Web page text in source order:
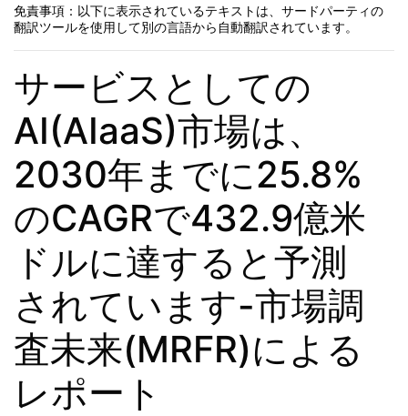
免責事項：以下に表示されているテキストは、サードパーティの
翻訳ツールを使用して別の言語から自動翻訳されています。
サービスとしての
AI(AIaaS)市場は、
2030年までに25.8%
のCAGRで432.9億米
ドルに達すると予測
されています-市場調
査未来(MRFR)による
レポート